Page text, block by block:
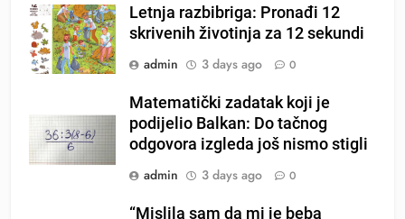
Letnja razbibriga: Pronađi 12
skrivenih životinja za 12 sekundi
admin
3 days ago 0
Matematički zadatak koji je
podijelio Balkan: Do tačnog
odgovora izgleda još nismo stigli
admin
3 days ago 0
“Mislila sam da mi je beba